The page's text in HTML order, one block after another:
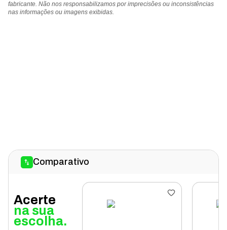
fabricante. Não nos responsabilizamos por imprecisões ou inconsistências
nas informações ou imagens exibidas.
Comparativo
Acerte
na sua
escolha.